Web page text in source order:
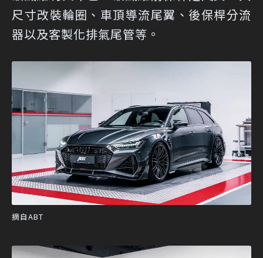
尺寸改裝輪圈、車頂導流尾翼、後保桿分流
器以及客製化排氣尾管等。
摘自ABT